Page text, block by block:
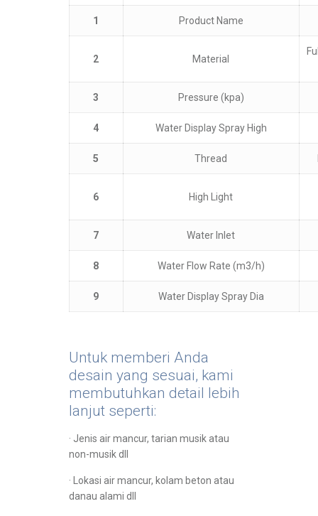
1 Product Name
2 Material
3 Pressure (kpa)
4 Water Display Spray High
5 Thread
6 High Light
7 Water Inlet
8 Water Flow Rate (m3/h)
9 Water Display Spray Dia
Untuk memberi Anda
desain yang sesuai, kami
membutuhkan detail lebih
lanjut seperti:
· Jenis air mancur, tarian musik atau
non-musik dll
· Lokasi air mancur, kolam beton atau
danau alami dll